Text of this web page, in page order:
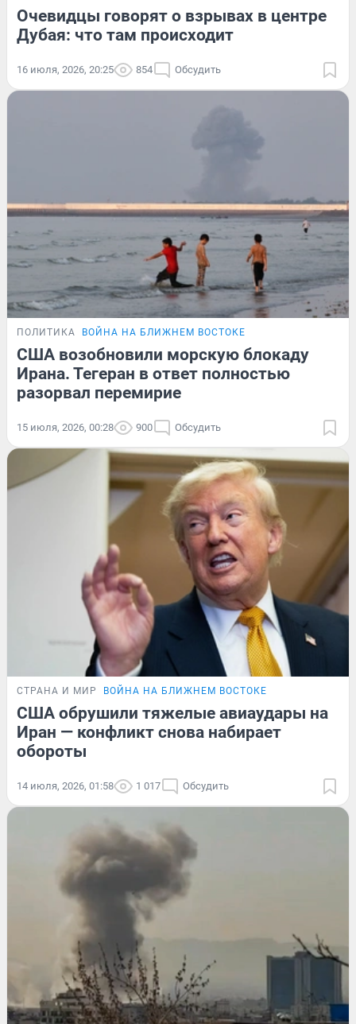
Очевидцы говорят о взрывах в центре
Дубая: что там происходит
16 июля, 2026, 20:25 854 Обсудить
ПОЛИТИКА ВОЙНА НА БЛИЖНЕМ ВОСТОКЕ
США возобновили морскую блокаду
Ирана. Тегеран в ответ полностью
разорвал перемирие
15 июля, 2026, 00:28 900 Обсудить
СТРАНА И МИР ВОЙНА НА БЛИЖНЕМ ВОСТОКЕ
США обрушили тяжелые авиаудары на
Иран — конфликт снова набирает
обороты
14 июля, 2026, 01:58 1 017 Обсудить